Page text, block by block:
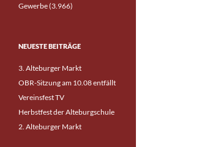
Gewerbe (3.966)
NEUESTE BEITRÄGE
3. Alteburger Markt
OBR-Sitzung am 10.08 entfällt
Vereinsfest TV
Herbstfest der Alteburgschule
2. Alteburger Markt